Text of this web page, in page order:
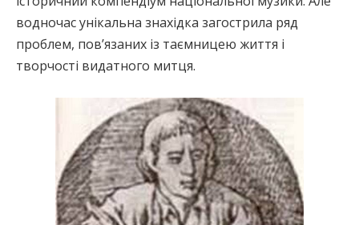
водночас унікальна знахідка загострила ряд
проблем, пов’язаних із таємницею життя і
творчості видатного митця.